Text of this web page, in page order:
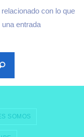
con lo que
entrada
SOMOS